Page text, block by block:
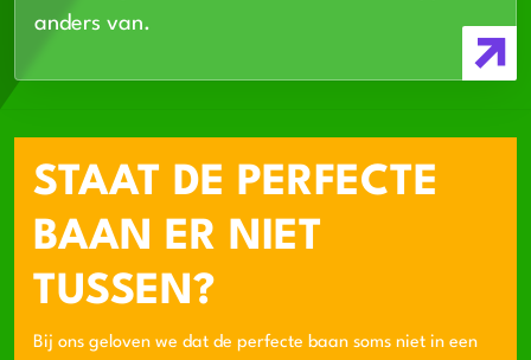
anders van.
STAAT DE PERFECTE
BAAN ER NIET
TUSSEN?
Bij ons geloven we dat de perfecte baan soms niet in een